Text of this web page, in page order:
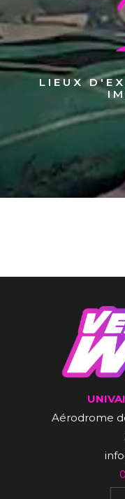
LIEUX
Aérodrome